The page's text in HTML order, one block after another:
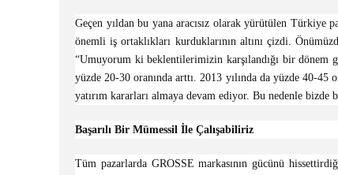
Geçen yıldan bu yana aracısız olarak yürütülen Türkiye
önemli iş ortaklıkları kurduklarının altını çizdi.
“Umuyorum ki beklentilerimizin karşılandığı bir dönem
yüzde 20-30 oranında arttı. 2013 yılında da yüzde 40-
yatırım kararları almaya devam ediyor. Bu nedenle bizde
Başarılı Bir Mümessil İle Çalışabiliriz
Tüm pazarlarda GROSSE markasının gücünü